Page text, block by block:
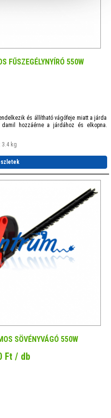
FŰSZEGÉLYNYÍRÓ 550W
és állítható vágófeje miatt a járda
hozzáérne a járdához és elkopna.
3.4 kg
SÖVÉNYVÁGÓ 550W
Ft / db